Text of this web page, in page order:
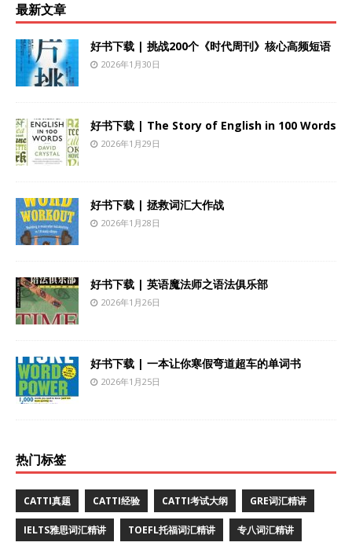
最新文章
好书下载 | 挑战200个《时代周刊》核心高频短语
2026年1月30日
好书下载 | The Story of English in 100 Words
2026年1月29日
好书下载 | 拯救词汇大作战
2026年1月28日
好书下载 | 英语魔法师之语法俱乐部
2026年1月26日
好书下载 | 一本让你寒假弯道超车的单词书
2026年1月25日
热门标签
CATTI真题 CATTI经验 CATTI考试大纲 GRE词汇精讲
IELTS雅思词汇精讲 TOEFL托福词汇精讲 专八词汇精讲